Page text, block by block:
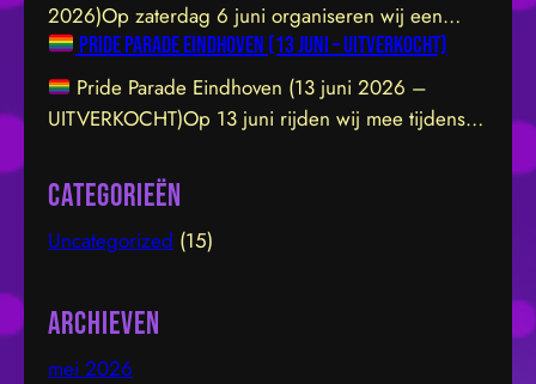
2026)Op zaterdag 6 juni organiseren wij een
exclusieve clubavond van 20:30 tot 01:30 in een
sfeervolle, intieme locatie aan de Hofstraat 85b in
Eindhoven. De venue is prachtig ingericht en staat
garant voor een geweldige vibe. Let op: de
toegang sluit om 21:45 uur – daarna…
Pride Parade Eindhoven (13 juni – UITVERKOCHT)
Pride Parade Eindhoven (13 juni 2026 –
UITVERKOCHT)Op 13 juni rijden wij mee tijdens
We dragen de LHBTIQ+ gemeenschap een warm
hart toe en steunen met overtuiging hun inzet voor
inclusie, gelijkwaardigheid en acceptatie. Samen
zichzelf kan zijn en…
Categorieën
Uncategorized (15)
Archieven
mei 2026